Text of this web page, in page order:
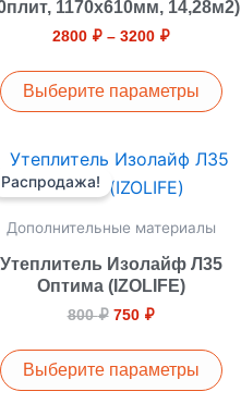
1170х610мм, 14,28м2)
2800 ₽ – 3200 ₽
Выберите параметры
Опции
выбрать
на
товара.
Распродажа!
Дополнительные материалы
Утеплитель Изолайф Л35
Оптима (IZOLIFE)
800₽
Первоначальная
цена
составляла
750 ₽
Текущая
цена:
750 ₽.
Выберите параметры
Этот
товар
несколько
вариаций.
Опции
можно
выбрать